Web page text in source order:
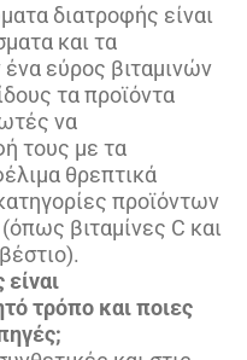
διατροφής είναι
και τα
εύρος βιταμινών
τα προϊόντα
να
τους με τα
θρεπτικά
προϊόντων
βιταμίνες C και
τρόπο και ποιες